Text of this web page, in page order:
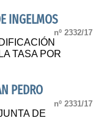
INGELMOS
nº 2332/17
TASA POR
PEDRO
nº 2331/17
DE